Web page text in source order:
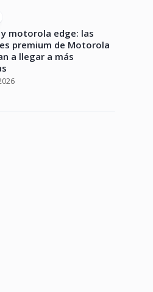
motorola edge: las
premium de Motorola
a llegar a más